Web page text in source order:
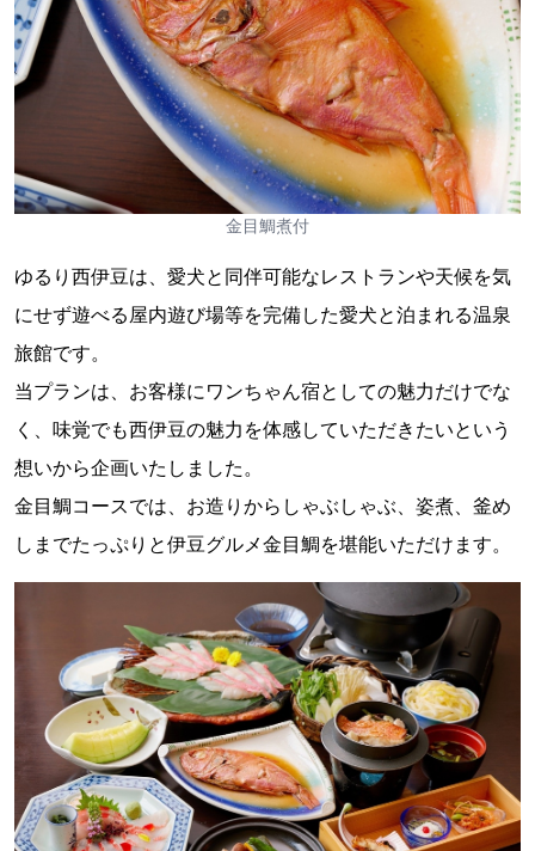
金目鯛煮付
ゆるり西伊豆は、愛犬と同伴可能なレストランや天候を気
にせず遊べる屋内遊び場等を完備した愛犬と泊まれる温泉
旅館です。
当プランは、お客様にワンちゃん宿としての魅力だけでな
く、味覚でも西伊豆の魅力を体感していただきたいという
想いから企画いたしました。
金目鯛コースでは、お造りからしゃぶしゃぶ、姿煮、釜め
しまでたっぷりと伊豆グルメ金目鯛を堪能いただけます。